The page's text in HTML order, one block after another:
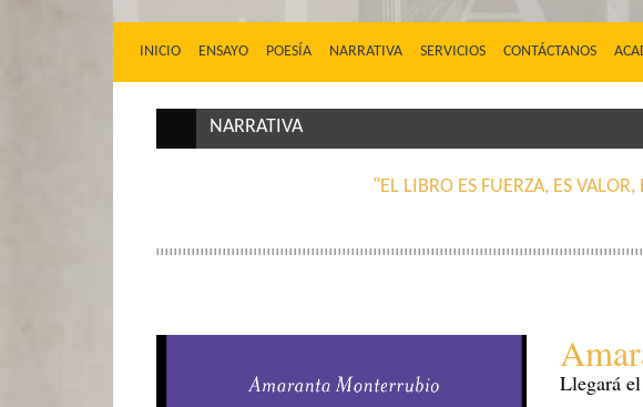
INICIO(CURRENT)
ENSAYO POESÍA NARRATIVA SERVICIOS CONTÁCTANOS
NARRATIVA
"EL LIBRO ES FUERZA, ES
Llegará